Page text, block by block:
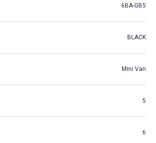
6BA-GB5
BLACK
Mini Van
5
6